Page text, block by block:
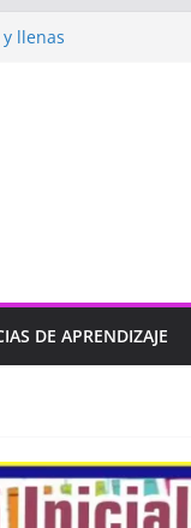
llenas
DE APRENDIZAJE